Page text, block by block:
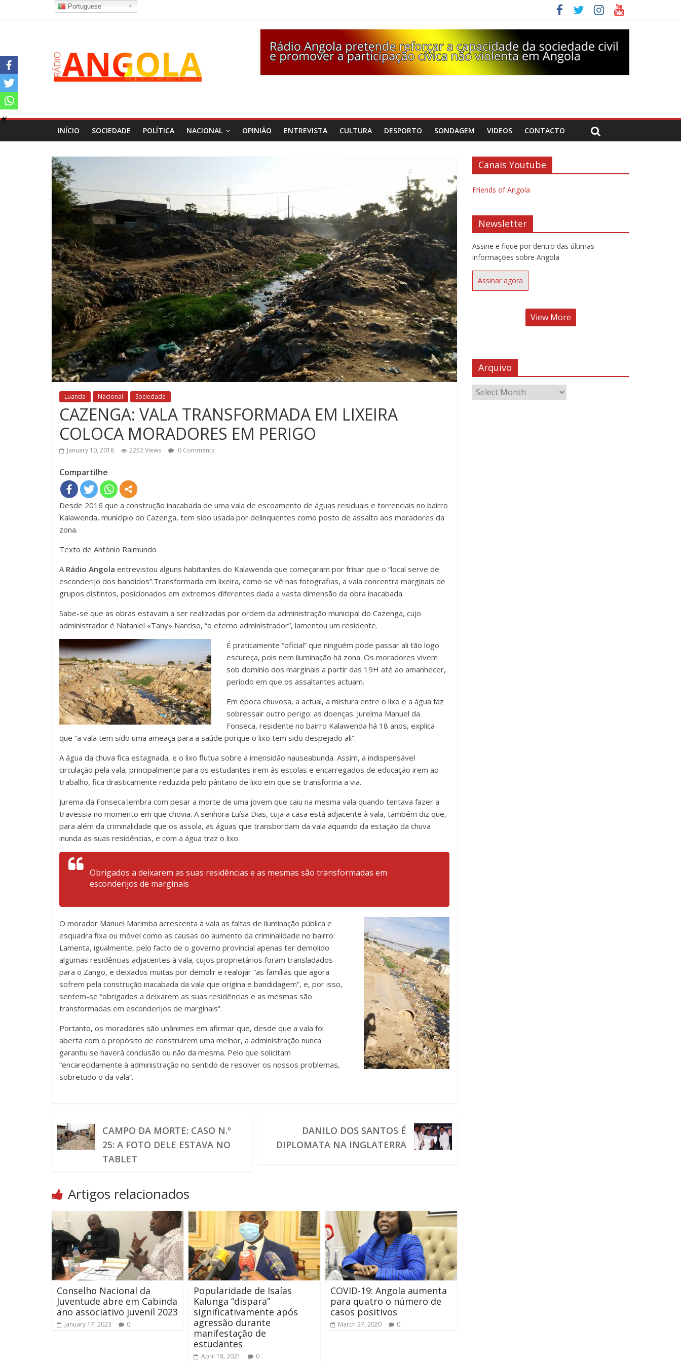
INÍCIO SOCIEDADE POLÍTICA NACIONAL OPINIÃO ENTREVISTA CULTURA DESPORTO SONDAGEM VIDEOS CONTACTO
Luanda Nacional Sociedade
CAZENGA: VALA TRANSFORMADA EM LIXEIRA
COLOCA MORADORES EM PERIGO
January 10, 2018 2252 Views 0 Comments
Compartilhe
Desde 2016 que a construção inacabada de uma vala de escoamento de águas residuais e torrenciais no bairro
Kalawenda, município do Cazenga, tem sido usada por delinquentes como posto de assalto aos moradores da
zona.
Texto de António Raimundo
A Rádio Angola entrevistou alguns habitantes do Kalawenda que começaram por frisar que o “local serve de
esconderijo dos bandidos”.Transformada em lixeira, como se vê nas fotografias, a vala concentra marginais de
grupos distintos, posicionados em extremos diferentes dada a vasta dimensão da obra inacabada.
Sabe-se que as obras estavam a ser realizadas por ordem da administração municipal do Cazenga, cujo
administrador é Nataniel «Tany» Narciso, “o eterno administrador”, lamentou um residente.
É praticamente “oficial” que ninguém pode passar ali tão logo
escureça, pois nem iluminação há zona. Os moradores vivem
sob domínio dos marginais a partir das 19H até ao amanhecer,
período em que os assaltantes actuam.
Em época chuvosa, a actual, a mistura entre o lixo e a água faz
sobressair outro perigo: as doenças. Jurelma Manuel da
Fonseca, residente no bairro Kalawenda há 18 anos, explica
que “a vala tem sido uma ameaça para a saúde porque o lixo tem sido despejado ali”.
A água da chuva fica estagnada, e o lixo flutua sobre a imensidão nauseabunda. Assim, a indispensável
circulação pela vala, principalmente para os estudantes irem às escolas e encarregados de educação irem ao
trabalho, fica drasticamente reduzida pelo pântano de lixo em que se transforma a via.
Jurema da Fonseca lembra com pesar a morte de uma jovem que caiu na mesma vala quando tentava fazer a
travessia no momento em que chovia. A senhora Luísa Dias, cuja a casa está adjacente à vala, também diz que,
para além da criminalidade que os assola, as águas que transbordam da vala aquando da estação da chuva
inunda as suas residências, e com a água traz o lixo.
Obrigados a deixarem as suas residências e as mesmas são transformadas em
esconderijos de marginais
O morador Manuel Marimba acrescenta à vala as faltas de iluminação pública e
esquadra fixa ou móvel como as causas do aumento da criminalidade no bairro.
Lamenta, igualmente, pelo facto de o governo provincial apenas ter demolido
algumas residências adjacentes à vala, cujos proprietários foram transladados
para o Zango, e deixados muitas por demolir e realojar “as famílias que agora
sofrem pela construção inacabada da vala que origina e bandidagem”, e, por isso,
sentem-se “obrigados a deixarem as suas residências e as mesmas são
transformadas em esconderijos de marginais”.
Portanto, os moradores são unânimes em afirmar que, desde que a vala foi
aberta com o propósito de construírem uma melhor, a administração nunca
garantiu se haverá conclusão ou não da mesma. Pelo que solicitam
“encarecidamente à administração no sentido de resolver os nossos problemas,
sobretudo o da vala”.
CAMPO DA MORTE: CASO N.º
25: A FOTO DELE ESTAVA NO
TABLET
DANILO DOS SANTOS É
DIPLOMATA NA INGLATERRA
Artigos relacionados
Conselho Nacional da
Juventude abre em Cabinda
ano associativo juvenil 2023
January 17, 2023 0
Popularidade de Isaías
Kalunga “dispara”
significativamente após
agressão durante
manifestação de
estudantes
April 18, 2021 0
COVID-19: Angola aumenta
para quatro o número de
casos positivos
March 27, 2020 0
Canais Youtube
Friends of Angola
Newsletter
Assine e fique por dentro das últimas
informações sobre Angola
Assinar agora
View More
Arquivo
Portuguese